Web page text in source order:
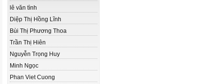
lê văn tình
Diệp Thị Hồng Lĩnh
Bùi Thị Phương Thoa
Trần Thị Hiên
Nguyễn Trọng Huy
Minh Ngọc
Phan Viet Cuong